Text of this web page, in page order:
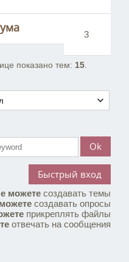
3
показано тем: 15
можете создавать темы
создавать опросы
прикреплять файлы
отвечать на сообщения